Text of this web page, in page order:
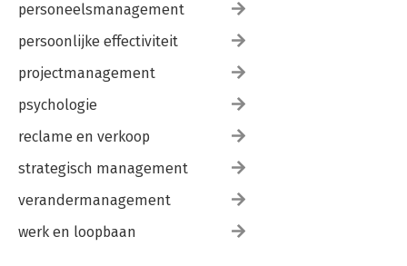
personeelsmanagement
persoonlijke effectiviteit
projectmanagement
psychologie
reclame en verkoop
strategisch management
verandermanagement
werk en loopbaan